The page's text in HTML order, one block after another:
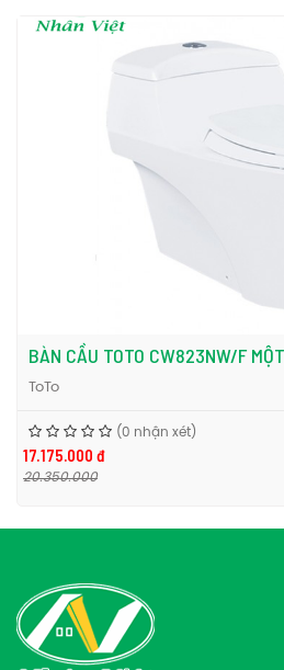
BÀN CẦU TOTO CW823NW/F
ToTo
(0 nhận xét)
17.175.000 đ
20.350.000